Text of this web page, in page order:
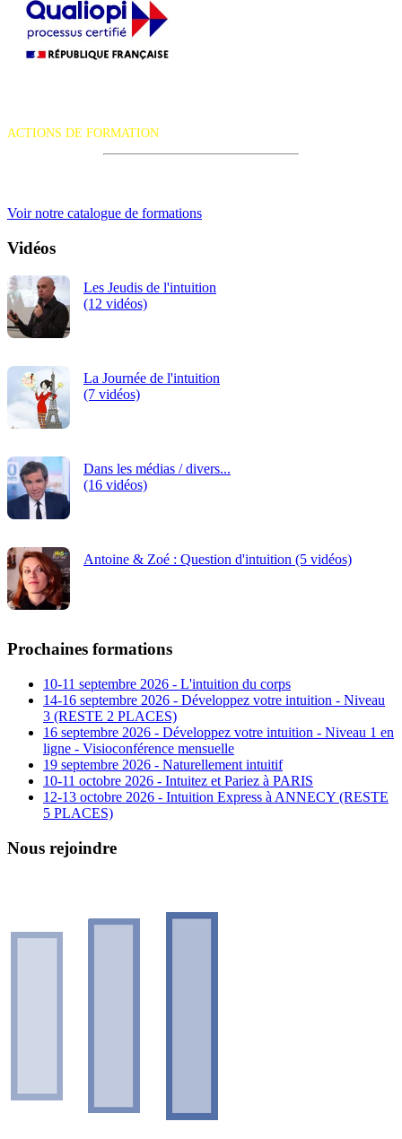
ACTIONS DE FORMATION
Voir notre catalogue de formations
Vidéos
Les Jeudis de l'intuition
(12 vidéos)
La Journée de l'intuition
(7 vidéos)
Dans les médias / divers...
(16 vidéos)
Antoine & Zoé : Question d'intuition (5 vidéos)
Prochaines formations
10-11 septembre 2026 - L'intuition du corps
14-16 septembre 2026 - Développez votre intuition - Niveau
3 (RESTE 2 PLACES)
16 septembre 2026 - Développez votre intuition - Niveau 1 en
ligne - Visioconférence mensuelle
19 septembre 2026 - Naturellement intuitif
10-11 octobre 2026 - Intuitez et Pariez à PARIS
12-13 octobre 2026 - Intuition Express à ANNECY (RESTE
5 PLACES)
Nous rejoindre